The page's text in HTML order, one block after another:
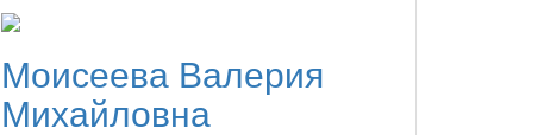
Моисеева Валерия
Михайловна